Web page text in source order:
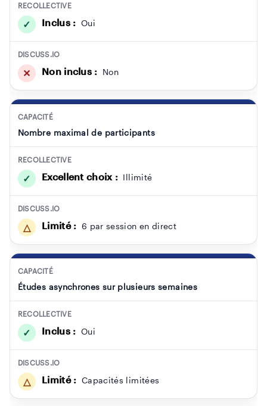
RECOLLECTIVE
✓ Inclus : Oui
DISCUSS.IO
✕ Non inclus : Non
CAPACITÉ
Nombre maximal de participants
RECOLLECTIVE
✓ Excellent choix : Illimité
DISCUSS.IO
△ Limité : 6 par session en direct
CAPACITÉ
Études asynchrones sur plusieurs semaines
RECOLLECTIVE
✓ Inclus : Oui
DISCUSS.IO
△ Limité : Capacités limitées